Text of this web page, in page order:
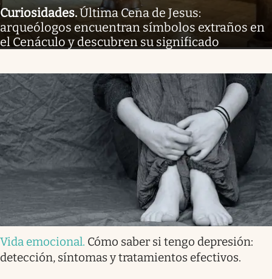
Curiosidades.Última Cena de Jesus:
arqueólogos encuentran símbolos extraños en
el Cenáculo y descubren su significado
Vida emocional. Cómo saber si tengo depresión:
detección, síntomas y tratamientos efectivos.